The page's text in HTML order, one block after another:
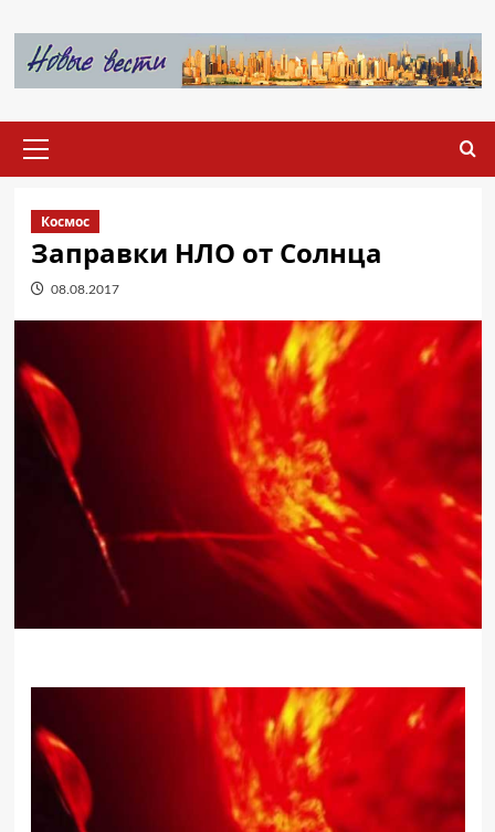
содержимому
меню
Космос
Заправки НЛО от Солнца
08.08.2017